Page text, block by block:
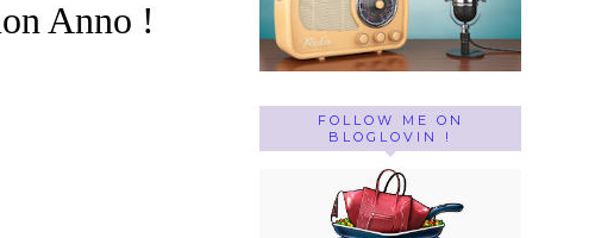
Anno !
FOLLOW ME ON
BLOGLOVIN !